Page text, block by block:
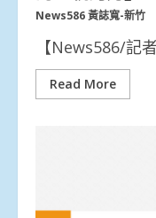
News586 黃誌寬-新竹
【News586/記
Read More